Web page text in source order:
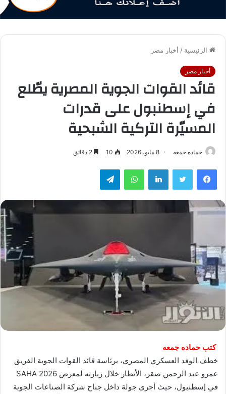
الرئيسية / أخبار مصر
أخبار مصر
قائد القوات الجوية المصرية يطّلع
في إسطنبول على قدرات
المسيّرة التركية الشبحية
حماده جمعه 8 مايو، 2026 10
فيسبوك تويتر لينكدإن واتساب تيلقرام
كتب حماده جمعه
خطف الوفد العسكري المصري، برئاسة قائد القوات الجوية الفريق
عمرو عبد الرحمن صقر، الأنظار خلال زيارته لمعرض SAHA 2026
في إسطنبول، حيث أجرى جولة داخل جناح شركة الصناعات الجوية